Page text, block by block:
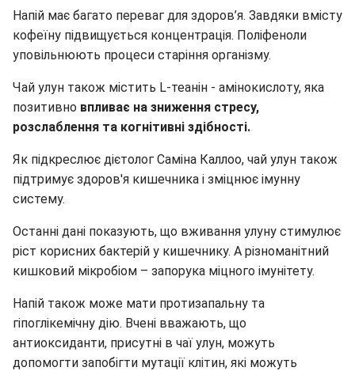
Напій має багато переваг для здоров’я. Завдяки вмісту
кофеїну підвищується концентрація. Поліфеноли
уповільнюють процеси старіння організму.
Чай улун також містить L-теанін - амінокислоту, яка
позитивно впливає на зниження стресу,
розслаблення та когнітивні здібності.
Як підкреслює дієтолог Саміна Каллоо, чай улун також
підтримує здоров'я кишечника і зміцнює імунну
систему.
Останні дані показують, що вживання улуну стимулює
ріст корисних бактерій у кишечнику. А різноманітний
кишковий мікробіом – запорука міцного імунітету.
Напій також може мати протизапальну та
гіпоглікемічну дію. Вчені вважають, що
антиоксиданти, присутні в чаї улун, можуть
допомогти запобігти мутації клітин, які можуть